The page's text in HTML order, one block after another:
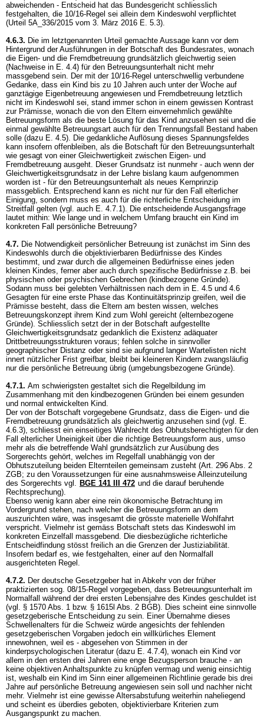
abweichenden - Entscheid hat das Bundesgericht schliesslich
festgehalten, die 10/16-Regel sei allein dem Kindeswohl verpflichtet
(Urteil 5A_336/2015 vom 3. März 2016 E. 5.3).
4.6.3. Die im letztgenannten Urteil gemachte Aussage kann vor dem
Hintergrund der Ausführungen in der Botschaft des Bundesrates, wonach
die Eigen- und die Fremdbetreuung grundsätzlich gleichwertig seien
(Nachweise in E. 4.4) für den Betreuungsunterhalt nicht mehr
massgebend sein. Der mit der 10/16-Regel unterschwellig verbundene
Gedanke, dass ein Kind bis zu 10 Jahren auch unter der Woche auf
ganztägige Eigenbetreuung angewiesen und Fremdbetreuung letztlich
nicht im Kindeswohl sei, stand immer schon in einem gewissen Kontrast
zur Prämisse, wonach die von den Eltern einvernehmlich gewählte
Betreuungsform als die beste Lösung für das Kind anzusehen sei und die
einmal gewählte Betreuungsart auch für den Trennungsfall Bestand haben
solle (dazu E. 4.5). Die gedankliche Auflösung dieses Spannungsfeldes
kann insofern offenbleiben, als die Botschaft für den Betreuungsunterhalt
wie gesagt von einer Gleichwertigkeit zwischen Eigen- und
Fremdbetreuung ausgeht. Dieser Grundsatz ist nunmehr - auch wenn der
Gleichwertigkeitsgrundsatz in der Lehre bislang kaum aufgenommen
worden ist - für den Betreuungsunterhalt als neues Kernprinzip
massgeblich. Entsprechend kann es nicht nur für den Fall elterlicher
Einigung, sondern muss es auch für die richterliche Entscheidung im
Streitfall gelten (vgl. auch E. 4.7.1). Die entscheidende Ausgangsfrage
lautet mithin: Wie lange und in welchem Umfang braucht ein Kind im
konkreten Fall persönliche Betreuung?
4.7. Die Notwendigkeit persönlicher Betreuung ist zunächst im Sinn des
Kindeswohls durch die objektivierbaren Bedürfnisse des Kindes
bestimmt, und zwar durch die allgemeinen Bedürfnisse eines jeden
kleinen Kindes, ferner aber auch durch spezifische Bedürfnisse z.B. bei
physischen oder psychischen Gebrechen (kindbezogene Gründe).
Sodann muss bei gelebten Verhältnissen nach dem in E. 4.5 und 4.6
Gesagten für eine erste Phase das Kontinuitätsprinzip greifen, weil die
Prämisse besteht, dass die Eltern am besten wissen, welches
Betreuungskonzept ihrem Kind zum Wohl gereicht (elternbezogene
Gründe). Schliesslich setzt der in der Botschaft aufgestellte
Gleichwertigkeitsgrundsatz gedanklich die Existenz adäquater
Drittbetreuungsstrukturen voraus; fehlen solche in sinnvoller
geographischer Distanz oder sind sie aufgrund langer Wartelisten nicht
innert nützlicher Frist greifbar, bleibt bei kleineren Kindern zwangsläufig
nur die persönliche Betreuung übrig (umgebungsbezogene Gründe).
4.7.1. Am schwierigsten gestaltet sich die Regelbildung im
Zusammenhang mit den kindbezogenen Gründen bei einem gesunden
und normal entwickelten Kind.
Der von der Botschaft vorgegebene Grundsatz, dass die Eigen- und die
Fremdbetreuung grundsätzlich als gleichwertig anzusehen sind (vgl. E.
4.6.3), schliesst ein einseitiges Wahlrecht des Obhutsberechtigten für den
Fall elterlicher Uneinigkeit über die richtige Betreuungsform aus, umso
mehr als die betreffende Wahl grundsätzlich zur Ausübung des
Sorgerechts gehört, welches im Regelfall unabhängig von der
Obhutszuteilung beiden Elternteilen gemeinsam zusteht (Art. 296 Abs. 2
ZGB; zu den Voraussetzungen für eine ausnahmsweise Alleinzuteilung
des Sorgerechts vgl. BGE 141 III 472 und die darauf beruhende
Rechtsprechung).
Ebenso wenig kann aber eine rein ökonomische Betrachtung im
Vordergrund stehen, nach welcher die Betreuungsform an dem
auszurichten wäre, was insgesamt die grösste materielle Wohlfahrt
verspricht. Vielmehr ist gemäss Botschaft stets das Kindeswohl im
konkreten Einzelfall massgebend. Die diesbezügliche richterliche
Entscheidfindung stösst freilich an die Grenzen der Justiziabilität.
Insofern bedarf es, wie festgehalten, einer auf den Normalfall
ausgerichteten Regel.
4.7.2. Der deutsche Gesetzgeber hat in Abkehr von der früher
praktizierten sog. 08/15-Regel vorgegeben, dass Betreuungsunterhalt im
Normalfall während der drei ersten Lebensjahre des Kindes geschuldet ist
(vgl. § 1570 Abs. 1 bzw. § 1615l Abs. 2 BGB). Dies scheint eine sinnvolle
gesetzgeberische Entscheidung zu sein. Einer Übernahme dieses
Schwellenalters für die Schweiz würde angesichts der fehlenden
gesetzgeberischen Vorgaben jedoch ein willkürliches Element
innewohnen, weil es - abgesehen von Stimmen in der
kinderpsychologischen Literatur (dazu E. 4.7.4), wonach ein Kind vor
allem in den ersten drei Jahren eine enge Bezugsperson brauche - an
keine objektiven Anhaltspunkte zu knüpfen vermag und wenig einsichtig
ist, weshalb ein Kind im Sinn einer allgemeinen Richtlinie gerade bis drei
Jahre auf persönliche Betreuung angewiesen sein soll und nachher nicht
mehr. Vielmehr ist eine gewisse Altersabstufung weiterhin naheliegend
und scheint es überdies geboten, objektivierbare Kriterien zum
Ausgangspunkt zu machen.